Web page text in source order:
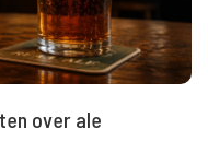
over ale